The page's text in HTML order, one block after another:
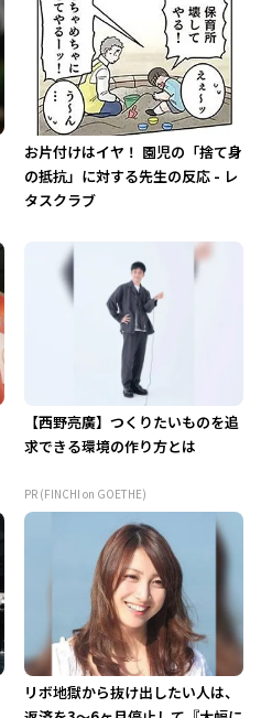
お片付けはイヤ！ 園児の「捨て身
の抵抗」に対する先生の反応 - レ
タスクラブ
【西野亮廣】つくりたいものを追
求できる環境の作り方とは
PR (FINCHI on GOETHE)
リボ地獄から抜け出したい人は、